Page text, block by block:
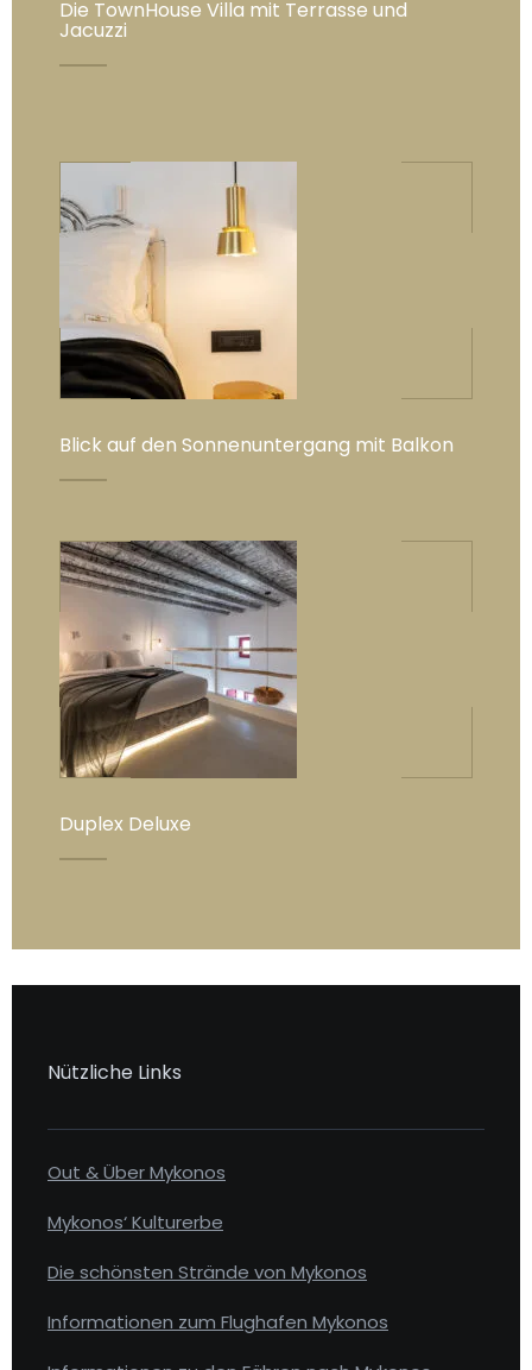
Die TownHouse Villa mit Terrasse und
Jacuzzi
Blick auf den Sonnenuntergang mit Balkon
Duplex Deluxe
Nützliche Links
Out & Über Mykonos
Mykonos‘ Kulturerbe
Die schönsten Strände von Mykonos
Informationen zum Flughafen Mykonos